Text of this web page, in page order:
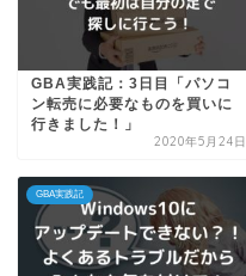
GBA実践記：3日目「パソコ
ン転売に必要なものを買いに
行きました！」
2020年5月24日
GBA実践記